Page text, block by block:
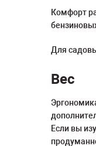
Комфорт
Для
Вес
Если вы